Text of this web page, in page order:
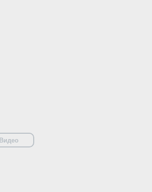
Видео